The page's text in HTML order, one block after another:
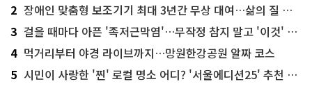
2 장애인 맞춤형 보조기기 최대 3년간 무상 대여…삶의 질 높인다
3 걸을 때마다 아픈 '족저근막염'…무작정 참지 말고 '이것' 해보세요!
4 먹거리부터 야경 라이브까지…망원한강공원 알짜 코스
5 시민이 사랑한 '찐' 로컬 명소 어디? '서울에디션25' 추천 코스